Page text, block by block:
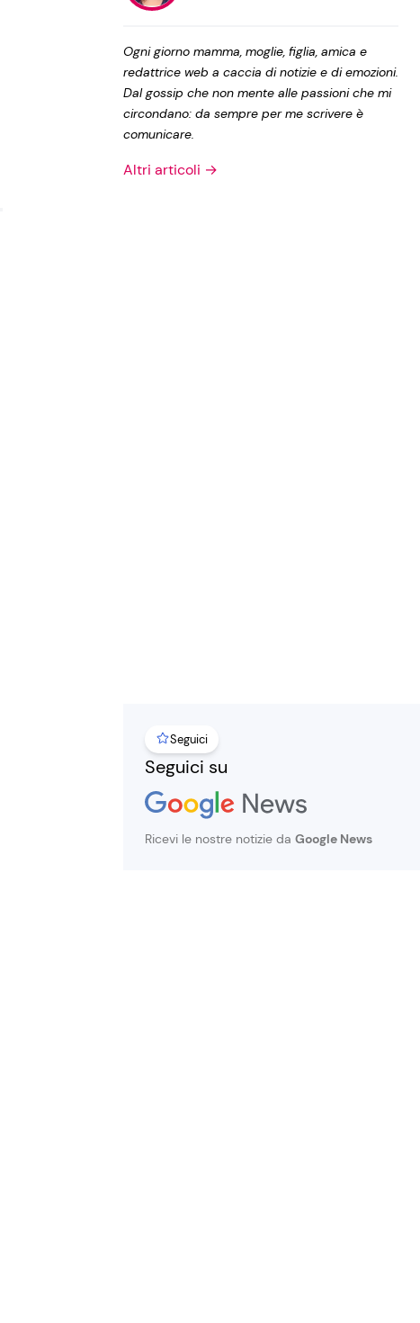
Privacy Policy
Ogni giorno mamma, moglie, figlia, amica e
redattrice web a caccia di notizie e di emozioni.
Dal gossip che non mente alle passioni che mi
circondano: da sempre per me scrivere è
comunicare.
Altri articoli →
Seguici
Seguici su
Ricevi le nostre notizie da Google News